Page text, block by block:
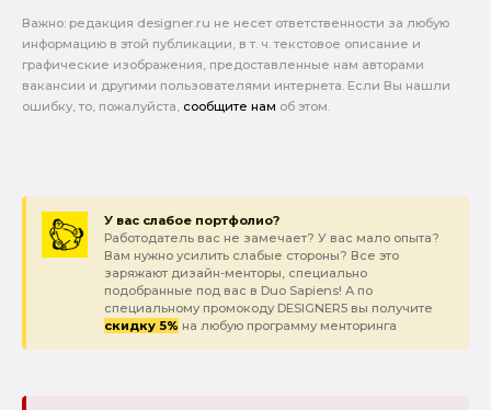
Важно: pедакция designer.ru не несет ответственности за любую
информацию в этой публикации, в т. ч. текстовое описание и
графические изображения, предоставленные нам авторами
вакансии и другими пользователями интернета. Если Вы нашли
ошибку, то, пожалуйста, сообщите нам об этом.
У вас слабое портфолио?
Работодатель вас не замечает? У вас мало опыта?
Вам нужно усилить слабые стороны? Все это
заряжают дизайн-менторы, специально
подобранные под вас в Duo Sapiens! А по
специальному промокоду DESIGNER5 вы получите
скидку 5% на любую программу менторинга